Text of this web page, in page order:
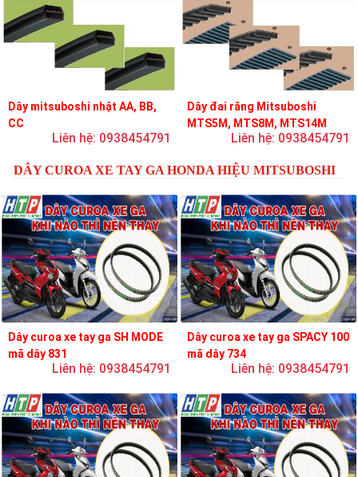
Dây mitsuboshi nhật AA, BB,
CC
Liên hệ: 0938454791
Dây đai răng Mitsuboshi
MTS5M, MTS8M, MTS14M
Liên hệ: 0938454791
DÂY CUROA XE TAY GA HONDA HIỆU MITSUBOSHI
Dây curoa xe tay ga SH MODE
mã dây 831
Liên hệ: 0938454791
Dây curoa xe tay ga SPACY 100
mã dây 734
Liên hệ: 0938454791